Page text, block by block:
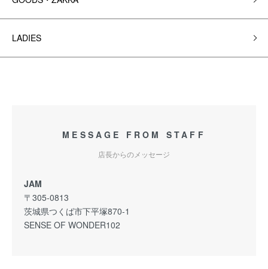
LADIES
MESSAGE FROM STAFF
店長からのメッセージ
JAM
〒305-0813
茨城県つくば市下平塚870-1
SENSE OF WONDER102